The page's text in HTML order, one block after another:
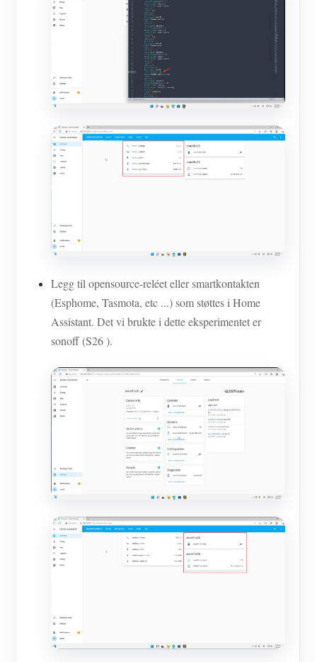
Legg til opensource-reléet eller smartkontakten
(Esphome, Tasmota, etc ...) som støttes i Home
Assistant. Det vi brukte i dette eksperimentet er
sonoff (S26 ).